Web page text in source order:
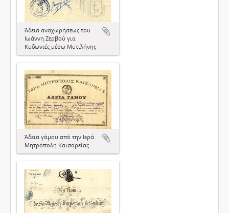
Άδεια αναχωρήσεως του
Ιωάννη Ζερβού για
Κυδωνιές μέσω Μυτιλήνης
Άδεια γάμου από την Ιερά
Μητρόπολη Καισαρείας